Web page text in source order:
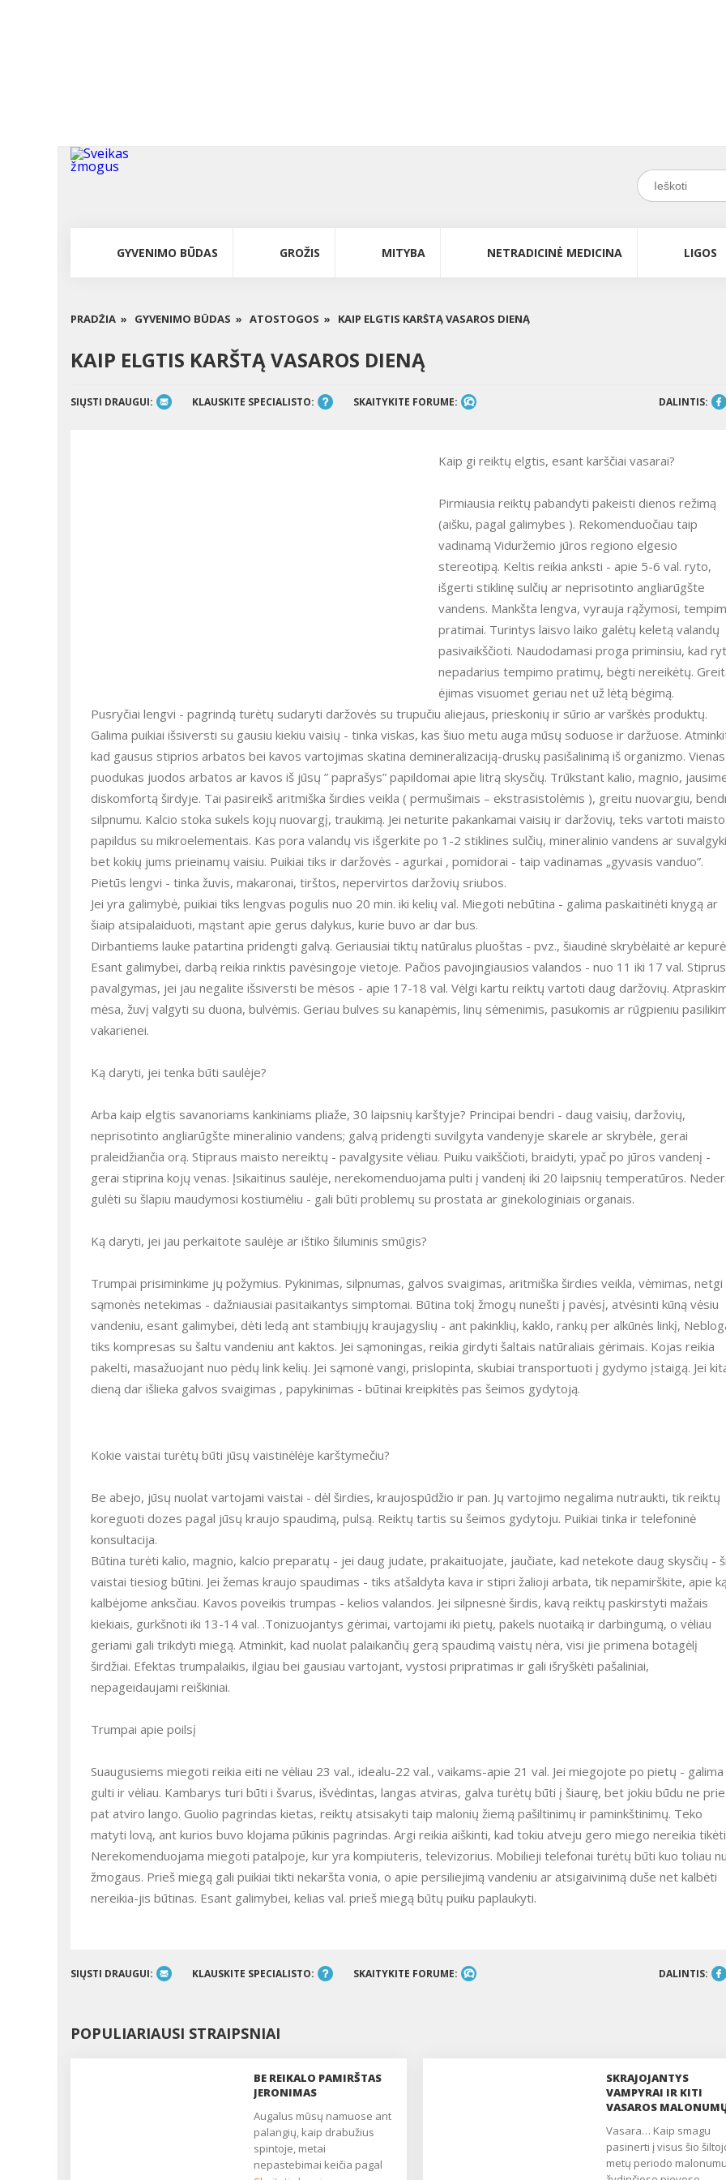
GYVENIMO BŪDAS GROŽIS MITYBA NETRADICINĖ MEDICINA LIGOS
PRADŽIA » GYVENIMO BŪDAS » ATOSTOGOS » KAIP ELGTIS KARŠTĄ VASAROS DIENĄ
KAIP ELGTIS KARŠTĄ VASAROS DIENĄ
SIŲSTI DRAUGUI: KLAUSKITE SPECIALISTO: SKAITYKITE FORUME: DALINTIS:
Kaip gi reiktų elgtis, esant karščiai vasarai?
Pirmiausia reiktų pabandyti pakeisti dienos režimą
(aišku, pagal galimybes ). Rekomenduočiau taip
vadinamą Viduržemio jūros regiono elgesio
stereotipą. Keltis reikia anksti - apie 5-6 val. ryto,
išgerti stiklinę sulčių ar neprisotinto angliarūgšte
vandens. Mankšta lengva, vyrauja rąžymosi,
pratimai. Turintys laisvo laiko galėtų keletą valandų
pasivaikščioti. Naudodamasi proga priminsiu, kad
nepadarius tempimo pratimų, bėgti nereikėtų.
ėjimas visuomet geriau net už lėtą bėgimą.
Pusryčiai lengvi - pagrindą turėtų sudaryti daržovės su trupučiu aliejaus, prieskonių ir sūrio ar varškės produktų.
Galima puikiai išsiversti su gausiu kiekiu vaisių - tinka viskas, kas šiuo metu auga mūsų soduose ir daržuose.
kad gausus stiprios arbatos bei kavos vartojimas skatina demineralizaciją-druskų pasišalinimą iš organizmo. Vienas
puodukas juodos arbatos ar kavos iš jūsų ” paprašys” papildomai apie litrą skysčių. Trūkstant kalio, magnio,
diskomfortą širdyje. Tai pasireikš aritmiška širdies veikla ( permušimais – ekstrasistolėmis ), greitu nuovargiu,
silpnumu. Kalcio stoka sukels kojų nuovargį, traukimą. Jei neturite pakankamai vaisių ir daržovių, teks vartoti maisto
papildus su mikroelementais. Kas pora valandų vis išgerkite po 1-2 stiklines sulčių, mineralinio vandens ar
bet kokių jums prieinamų vaisiu. Puikiai tiks ir daržovės - agurkai , pomidorai - taip vadinamas „gyvasis vanduo”.
Pietūs lengvi - tinka žuvis, makaronai, tirštos, nepervirtos daržovių sriubos.
Jei yra galimybė, puikiai tiks lengvas pogulis nuo 20 min. iki kelių val. Miegoti nebūtina - galima paskaitinėti knygą ar
šiaip atsipalaiduoti, mąstant apie gerus dalykus, kurie buvo ar dar bus.
Dirbantiems lauke patartina pridengti galvą. Geriausiai tiktų natūralus pluoštas - pvz., šiaudinė skrybėlaitė ar
Esant galimybei, darbą reikia rinktis pavėsingoje vietoje. Pačios pavojingiausios valandos - nuo 11 iki 17 val. Stiprus
pavalgymas, jei jau negalite išsiversti be mėsos - apie 17-18 val. Vėlgi kartu reiktų vartoti daug daržovių.
mėsa, žuvį valgyti su duona, bulvėmis. Geriau bulves su kanapėmis, linų sėmenimis, pasukomis ar rūgpieniu
vakarienei.
Ką daryti, jei tenka būti saulėje?
Arba kaip elgtis savanoriams kankiniams pliaže, 30 laipsnių karštyje? Principai bendri - daug vaisių, daržovių,
neprisotinto angliarūgšte mineralinio vandens; galvą pridengti suvilgyta vandenyje skarele ar skrybėle, gerai
praleidžiančia orą. Stipraus maisto nereiktų - pavalgysite vėliau. Puiku vaikščioti, braidyti, ypač po jūros vandenį -
gerai stiprina kojų venas. Įsikaitinus saulėje, nerekomenduojama pulti į vandenį iki 20 laipsnių temperatūros.
gulėti su šlapiu maudymosi kostiumėliu - gali būti problemų su prostata ar ginekologiniais organais.
Ką daryti, jei jau perkaitote saulėje ar ištiko šiluminis smūgis?
Trumpai prisiminkime jų požymius. Pykinimas, silpnumas, galvos svaigimas, aritmiška širdies veikla, vėmimas, netgi
sąmonės netekimas - dažniausiai pasitaikantys simptomai. Būtina tokį žmogų nunešti į pavėsį, atvėsinti kūną vėsiu
vandeniu, esant galimybei, dėti ledą ant stambiųjų kraujagyslių - ant pakinklių, kaklo, rankų per alkūnės linkį,
tiks kompresas su šaltu vandeniu ant kaktos. Jei sąmoningas, reikia girdyti šaltais natūraliais gėrimais. Kojas reikia
pakelti, masažuojant nuo pėdų link kelių. Jei sąmonė vangi, prislopinta, skubiai transportuoti į gydymo įstaigą. Jei
dieną dar išlieka galvos svaigimas , papykinimas - būtinai kreipkitės pas šeimos gydytoją.
Kokie vaistai turėtų būti jūsų vaistinėlėje karštymečiu?
Be abejo, jūsų nuolat vartojami vaistai - dėl širdies, kraujospūdžio ir pan. Jų vartojimo negalima nutraukti, tik reiktų
koreguoti dozes pagal jūsų kraujo spaudimą, pulsą. Reiktų tartis su šeimos gydytoju. Puikiai tinka ir telefoninė
konsultacija.
Būtina turėti kalio, magnio, kalcio preparatų - jei daug judate, prakaituojate, jaučiate, kad netekote daug skysčių -
vaistai tiesiog būtini. Jei žemas kraujo spaudimas - tiks atšaldyta kava ir stipri žalioji arbata, tik nepamirškite, apie ką
kalbėjome anksčiau. Kavos poveikis trumpas - kelios valandos. Jei silpnesnė širdis, kavą reiktų paskirstyti mažais
kiekiais, gurkšnoti iki 13-14 val. .Tonizuojantys gėrimai, vartojami iki pietų, pakels nuotaiką ir darbingumą, o vėliau
geriami gali trikdyti miegą. Atminkit, kad nuolat palaikančių gerą spaudimą vaistų nėra, visi jie primena botagėlį
širdžiai. Efektas trumpalaikis, ilgiau bei gausiau vartojant, vystosi pripratimas ir gali išryškėti pašaliniai,
nepageidaujami reiškiniai.
Trumpai apie poilsį
Suaugusiems miegoti reikia eiti ne vėliau 23 val., idealu-22 val., vaikams-apie 21 val. Jei miegojote po pietų - galima
gulti ir vėliau. Kambarys turi būti i švarus, išvėdintas, langas atviras, galva turėtų būti į šiaurę, bet jokiu būdu ne prie
pat atviro lango. Guolio pagrindas kietas, reiktų atsisakyti taip malonių žiemą pašiltinimų ir paminkštinimų. Teko
matyti lovą, ant kurios buvo klojama pūkinis pagrindas. Argi reikia aiškinti, kad tokiu atveju gero miego nereikia
Nerekomenduojama miegoti patalpoje, kur yra kompiuteris, televizorius. Mobilieji telefonai turėtų būti kuo toliau
žmogaus. Prieš miegą gali puikiai tikti nekaršta vonia, o apie persiliejimą vandeniu ar atsigaivinimą duše net kalbėti
nereikia-jis būtinas. Esant galimybei, kelias val. prieš miegą būtų puiku paplaukyti.
SIŲSTI DRAUGUI: KLAUSKITE SPECIALISTO: SKAITYKITE FORUME: DALINTIS:
POPULIARIAUSI STRAIPSNIAI
BE REIKALO PAMIRŠTAS
JERONIMAS
Augalus mūsų namuose ant
palangių, kaip drabužius
spintoje, metai
nepastebimai keičia pagal
SKRAJOJANTYS
VAMPYRAI IR KITI
VASAROS
Vasara… Kaip smagu
pasinerti į visus šio
metų periodo